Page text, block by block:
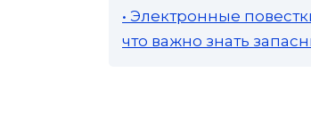
• Электронные
что важно знать